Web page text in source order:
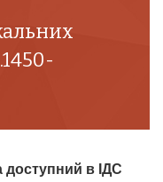
доступний в ІДС